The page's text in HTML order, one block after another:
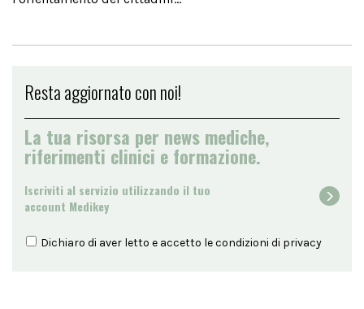
Resta aggiornato con noi!
La tua risorsa per news mediche,
riferimenti clinici e formazione.
Iscriviti al servizio utilizzando il tuo
account Medikey
Dichiaro di aver letto e accetto le condizioni di privacy